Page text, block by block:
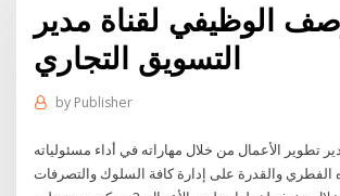
الوظيفي لقناة مدير
التسويق التجاري
by Publisher
تطوير الأعمال من خلال مهاراته في أداء مسئولياته
الفطري والقدرة على إدارة كافة السلوك والتصرفات